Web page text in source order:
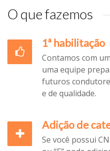
O que fazemos
1ª habilitação
Contamos com
uma equipe
futuros
e de qualidade.
Adição de
Se você possui